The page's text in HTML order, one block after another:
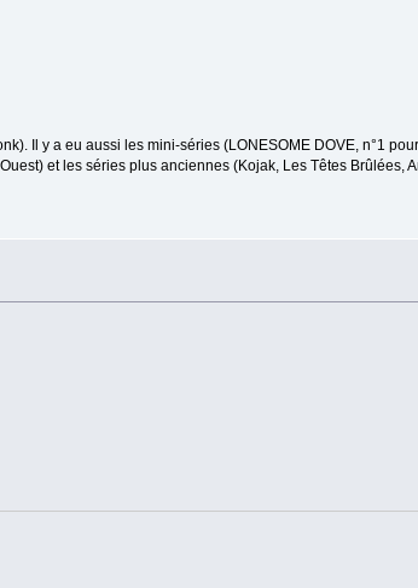
Il y a eu aussi les mini-séries (LONESOME DOVE, n°1
et les séries plus anciennes (Kojak, Les Têtes Brûlées,